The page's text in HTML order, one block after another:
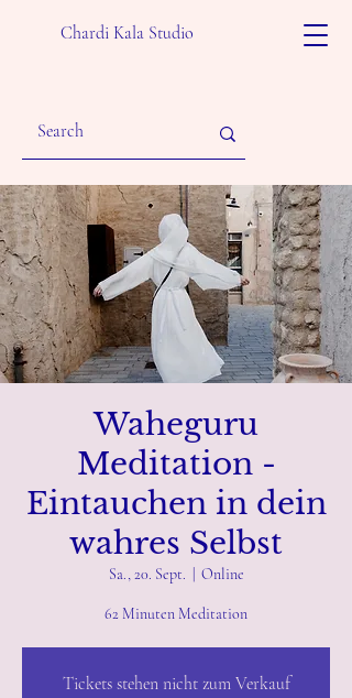
Chardi Kala Studio
Waheguru
Meditation -
Eintauchen in dein
wahres Selbst
Sa., 20. Sept. Online
62 Minuten Meditation
Tickets stehen nicht zum Verkauf